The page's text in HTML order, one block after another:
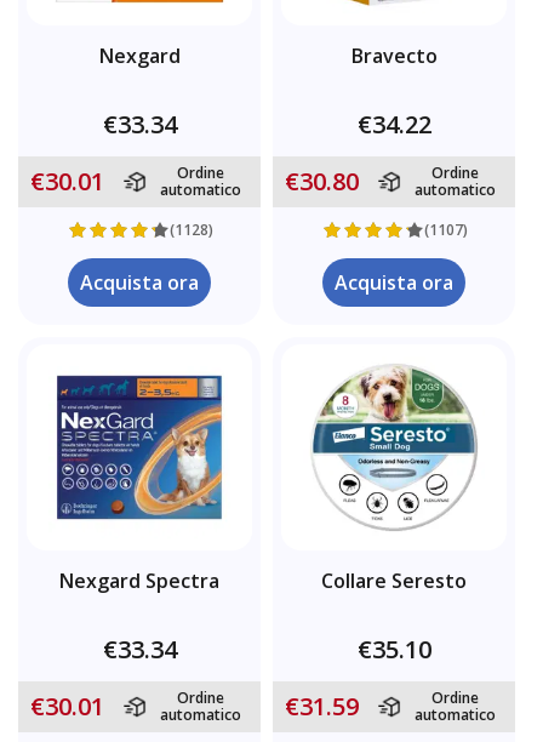
Nexgard
€33.34
€30.01
Ordine
automatico
(1128)
Acquista ora
Bravecto
€34.22
€30.80
Ordine
automatico
(1107)
Acquista ora
Nexgard Spectra
€33.34
€30.01
Ordine
automatico
Collare Seresto
€35.10
€31.59
Ordine
automatico